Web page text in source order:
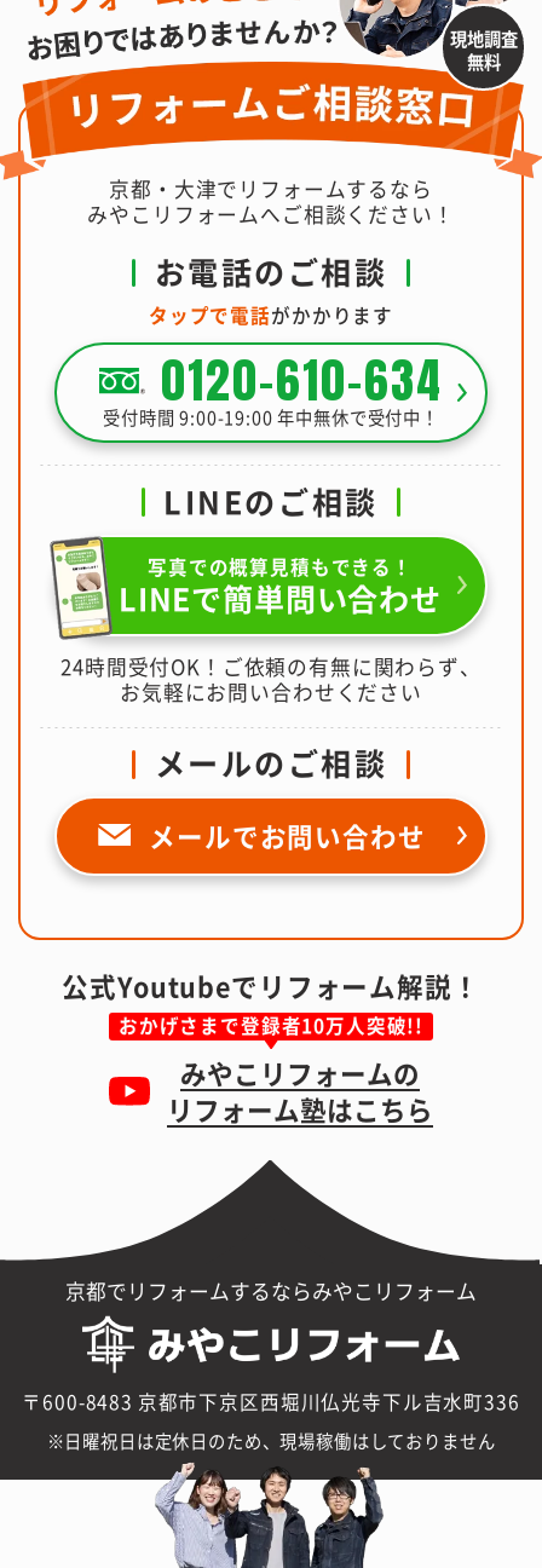
現地調査
無料
京都・大津でリフォームするなら
みやこリフォームへご相談ください！
お電話のご相談
タップで電話がかかります
0120-610-634
受付時間 9:00-19:00 年中無休で受付中！
LINEのご相談
写真での概算見積もできる！
LINEで簡単問い合わせ
24時間受付OK！ご依頼の有無に関わらず、
お気軽にお問い合わせください
メールのご相談
メールでお問い合わせ
公式Youtubeでリフォーム解説！
おかげさまで登録者10万人突破!!
みやこリフォームの
リフォーム塾はこちら
京都でリフォームするならみやこリフォーム
〒600-8483 京都市下京区西堀川仏光寺下ル吉水町336
日曜祝日は定休日のため、現場稼働はしておりません